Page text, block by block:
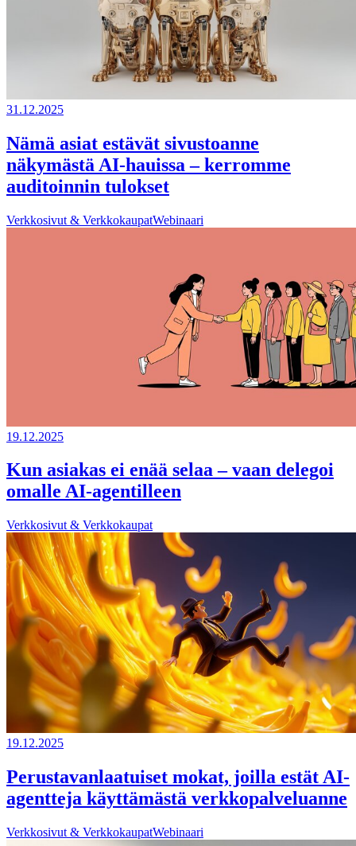
31.12.2025
Nämä asiat estävät sivustoanne
näkymästä AI-hauissa – kerromme
auditoinnin tulokset
Verkkosivut & VerkkokaupatWebinaari
19.12.2025
Kun asiakas ei enää selaa – vaan delegoi
omalle AI-agentilleen
Verkkosivut & Verkkokaupat
19.12.2025
Perustavanlaatuiset mokat, joilla estät AI-
agentteja käyttämästä verkkopalveluanne
Verkkosivut & VerkkokaupatWebinaari